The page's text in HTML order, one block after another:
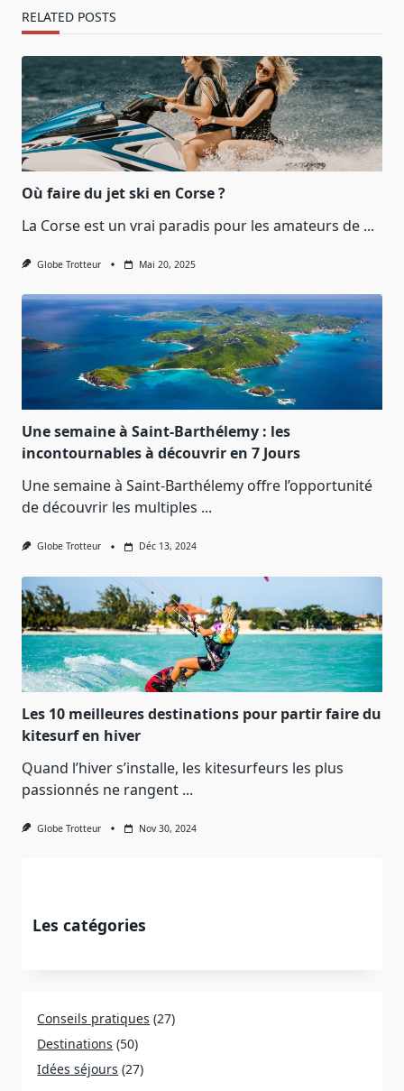
RELATED POSTS
Où faire du jet ski en Corse ?
La Corse est un vrai paradis pour les amateurs de ...
Globe Trotteur Mai 20, 2025
Une semaine à Saint-Barthélemy : les
incontournables à découvrir en 7 Jours
Une semaine à Saint-Barthélemy offre l’opportunité
de découvrir les multiples ...
Globe Trotteur Déc 13, 2024
Les 10 meilleures destinations pour partir faire du
kitesurf en hiver
Quand l’hiver s’installe, les kitesurfeurs les plus
passionnés ne rangent ...
Globe Trotteur Nov 30, 2024
Les catégories
Conseils pratiques (27)
Destinations (50)
Idées séjours (27)